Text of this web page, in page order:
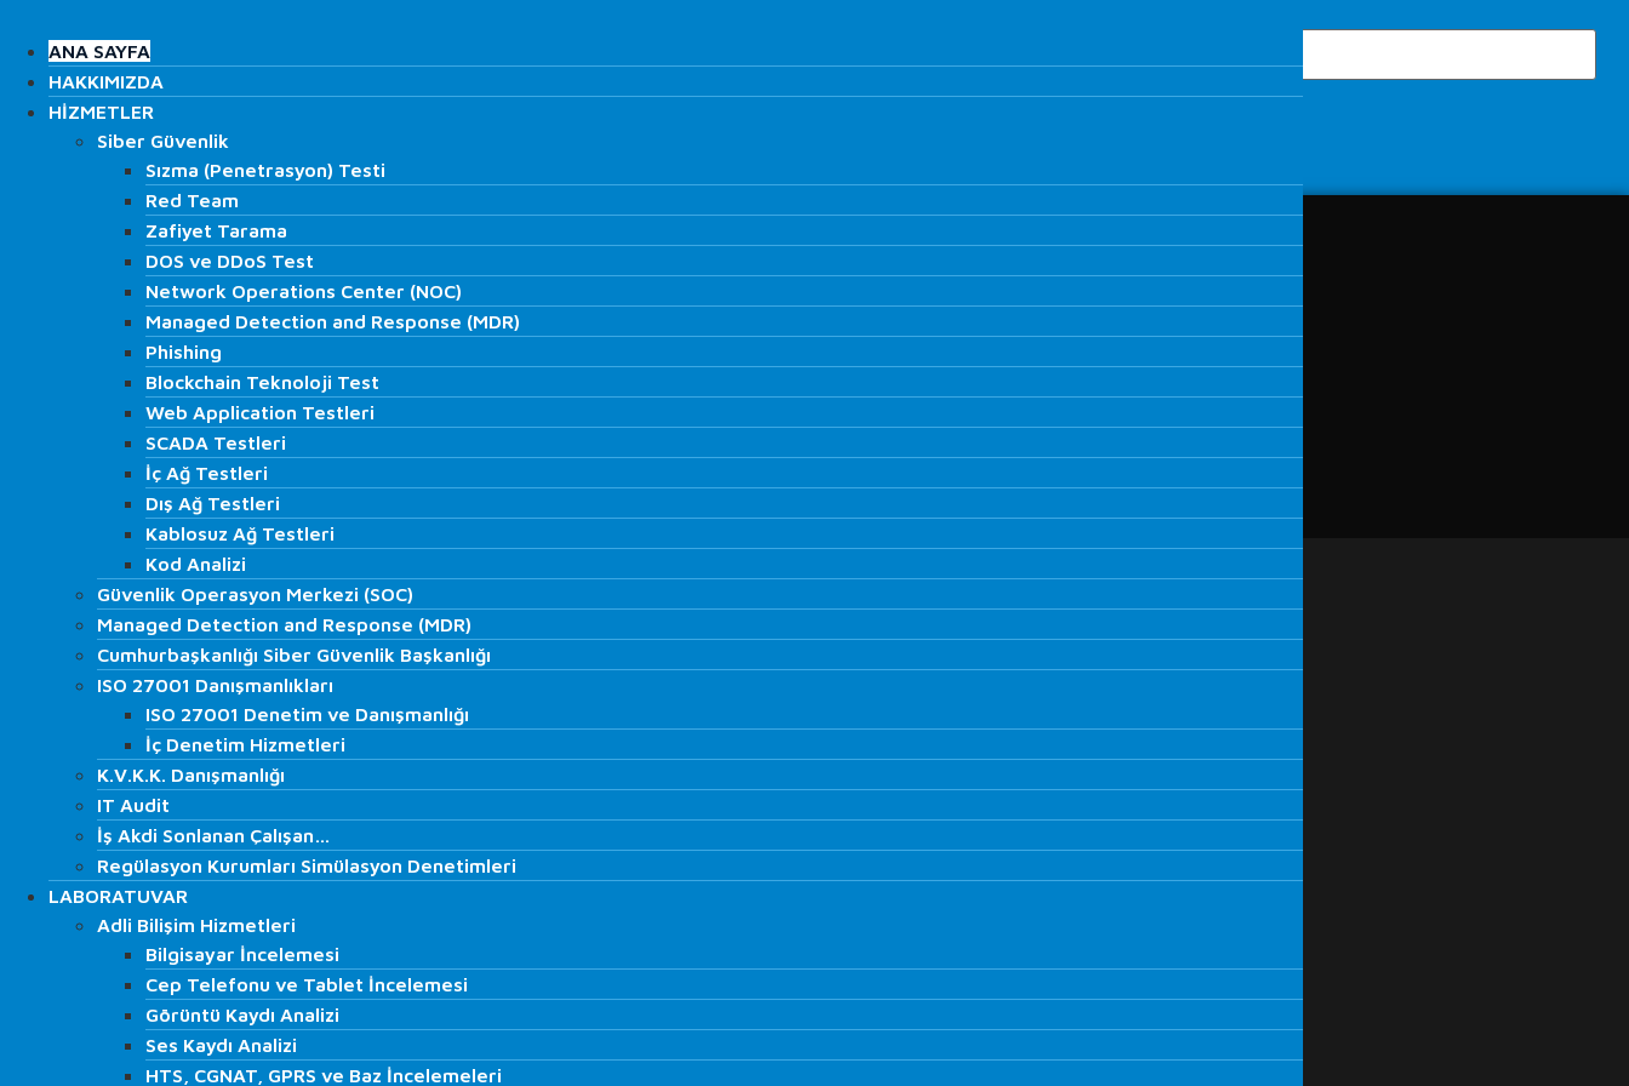
atla
ANA SAYFA
HAKKIMIZDA
HİZMETLER
Siber Güvenlik
Sızma (Penetrasyon) Testi
Red Team
Zafiyet Tarama
DOS ve DDoS Test
Network Operations Center (NOC)
Managed Detection and Response (MDR)
Phishing
Blockchain Teknoloji Test
Web Application Testleri
SCADA Testleri
İç Ağ Testleri
Dış Ağ Testleri
Kablosuz Ağ Testleri
Kod Analizi
Güvenlik Operasyon Merkezi (SOC)
Managed Detection and Response (MDR)
Cumhurbaşkanlığı Siber Güvenlik Başkanlığı
ISO 27001 Danışmanlıkları
ANA SAYFA
HAKKIMIZDA
HİZMETLER
Siber Güvenlik
Sızma (Penetrasyon) Testi
Red Team
Zafiyet Tarama
DOS ve DDoS Test
Network Operations Center (NOC)
Managed Detection and Response (MDR)
Phishing
Blockchain Teknoloji Test
Web Application Testleri
SCADA Testleri
İç Ağ Testleri
Dış Ağ Testleri
Kablosuz Ağ Testleri
Kod Analizi
Güvenlik Operasyon Merkezi (SOC)
Managed Detection and Response (MDR)
Cumhurbaşkanlığı Siber Güvenlik Başkanlığı
ISO 27001 Danışmanlıkları
ISO 27001 Denetim ve Danışmanlığı
İç Denetim Hizmetleri
K.V.K.K. Danışmanlığı
IT Audit
İş Akdi Sonlanan Çalışan…
Regülasyon Kurumları Simülasyon Denetimleri
LABORATUVAR
Adli Bilişim Hizmetleri
Bilgisayar İncelemesi
Cep Telefonu ve Tablet İncelemesi
Görüntü Kaydı Analizi
Ses Kaydı Analizi
HTS, CGNAT, GPRS ve Baz İncelemeleri
ANA SAYFA
HAKKIMIZDA
HİZMETLER
Siber Güvenlik
Sızma (Penetrasyon) Testi
Red Team
Zafiyet Tarama
DOS ve DDoS Test
Network Operations Center (NOC)
Managed Detection and Response (MDR)
Phishing
Blockchain Teknoloji Test
Web Application Testleri
SCADA Testleri
İç Ağ Testleri
Dış Ağ Testleri
Kablosuz Ağ Testleri
Kod Analizi
Güvenlik Operasyon Merkezi (SOC)
Managed Detection and Response (MDR)
Cumhurbaşkanlığı Siber Güvenlik Başkanlığı
ISO 27001 Danışmanlıkları
ISO 27001 Denetim ve Danışmanlığı
İç Denetim Hizmetleri
K.V.K.K. Danışmanlığı
IT Audit
İş Akdi Sonlanan Çalışan…
Regülasyon Kurumları Simülasyon Denetimleri
LABORATUVAR
Adli Bilişim Hizmetleri
Bilgisayar İncelemesi
Cep Telefonu ve Tablet İncelemesi
Görüntü Kaydı Analizi
Ses Kaydı Analizi
HTS, CGNAT, GPRS ve Baz İncelemeleri